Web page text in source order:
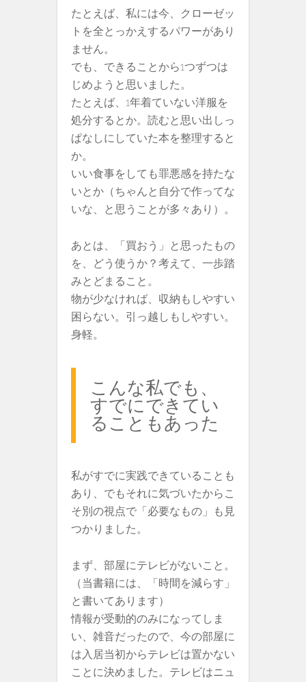
たとえば、私には今、クローゼッ
トを全とっかえするパワーがあり
ません。
でも、できることから1つずつは
じめようと思いました。
たとえば、1年着ていない洋服を
処分するとか。読むと思い出しっ
ぱなしにしていた本を整理すると
か。
いい食事をしても罪悪感を持たな
いとか（ちゃんと自分で作ってな
いな、と思うことが多々あり）。
あとは、「買おう」と思ったもの
を、どう使うか？考えて、一歩踏
みとどまること。
物が少なければ、収納もしやすい
困らない。引っ越しもしやすい。
身軽。
こんな私でも、
すでにできてい
ることもあった
私がすでに実践できていることも
あり、でもそれに気づいたからこ
そ別の視点で「必要なもの」も見
つかりました。
まず、部屋にテレビがないこと。
（当書籍には、「時間を減らす」
と書いてあります）
情報が受動的のみになってしま
い、雑音だったので、今の部屋に
は入居当初からテレビは置かない
ことに決めました。テレビはニュ